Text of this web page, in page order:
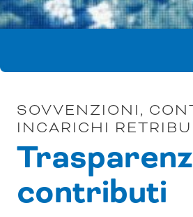
SOVVENZIONI,
INCARICHI
contributi